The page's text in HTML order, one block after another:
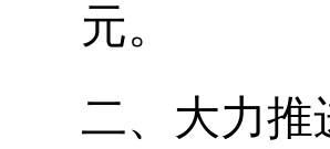
元。
二、大力推